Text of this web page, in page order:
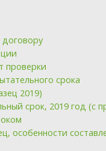
проверки
срока
2019)
срок, 2019 год (с
особенности